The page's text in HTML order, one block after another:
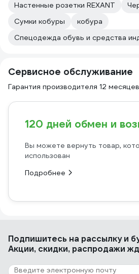
Настенные розетки REXANT
Сумки кобуры
кобура
Сервисное обслуживание
Гарантия производителя 12 месяцев
120 дней обмен и
Вы можете вернуть товар,
использован
Подробнее
Подпишитесь на рассылкуи
Акции, скидки, распродажи